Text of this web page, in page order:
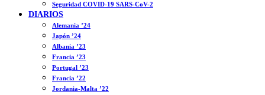
Seguridad COVID-19 SARS-CoV-2
DIARIOS
Alemania ’24
Japón ’24
Albania ’23
Francia ’23
Portugal ’23
Francia ’22
Jordania-Malta ’22